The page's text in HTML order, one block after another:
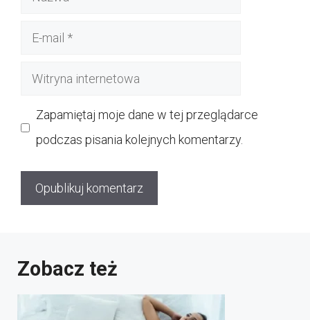
Witryna
Zapamiętaj moje dane w tej przeglądarce
podczas pisania kolejnych komentarzy.
Zobacz też